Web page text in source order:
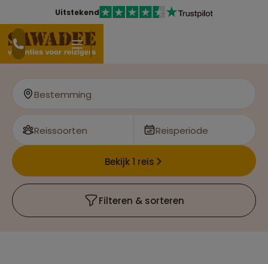
Uitstekend
Bestemming
Reissoorten Reisperiode
Bekijk 1 reis
Filteren & sorteren